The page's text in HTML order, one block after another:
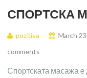
СПОРТСКА
pozitiva March
comments
Спортската масажа е